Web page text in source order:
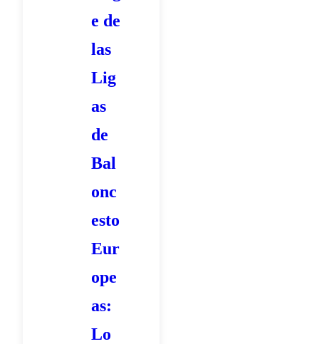
0
2
2
4
l
a
A
:
e de
las
Lig
as
de
Bal
onc
esto
Eur
ope
as:
Lo